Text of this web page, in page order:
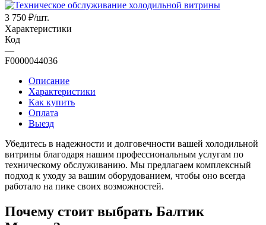
3 750 ₽/шт.
Характеристики
Код
—
F0000044036
Описание
Характеристики
Как купить
Оплата
Выезд
Убедитесь в надежности и долговечности вашей холодильной
витрины благодаря нашим профессиональным услугам по
техническому обслуживанию. Мы предлагаем комплексный
подход к уходу за вашим оборудованием, чтобы оно всегда
работало на пике своих возможностей.
Почему стоит выбрать Балтик